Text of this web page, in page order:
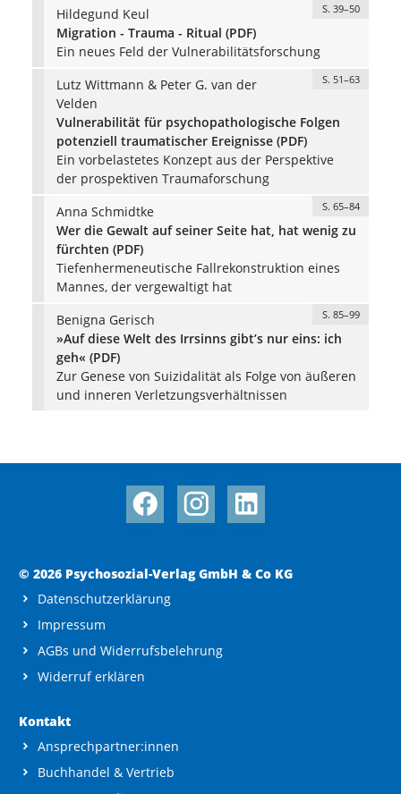
Hildegund Keul
S. 39–50
Migration - Trauma - Ritual (PDF)
Ein neues Feld der Vulnerabilitätsforschung
Lutz Wittmann & Peter G. van der
Velden
S. 51–63
Vulnerabilität für psychopathologische Folgen
potenziell traumatischer Ereignisse (PDF)
Ein vorbelastetes Konzept aus der Perspektive
der prospektiven Traumaforschung
Anna Schmidtke
S. 65–84
Wer die Gewalt auf seiner Seite hat, hat wenig zu
fürchten (PDF)
Tiefenhermeneutische Fallrekonstruktion eines
Mannes, der vergewaltigt hat
Benigna Gerisch
S. 85–99
»Auf diese Welt des Irrsinns gibt’s nur eins: ich
geh« (PDF)
Zur Genese von Suizidalität als Folge von äußeren
und inneren Verletzungsverhältnissen
© 2026 Psychosozial-Verlag GmbH & Co KG
Datenschutzerklärung
Impressum
AGBs und Widerrufsbelehrung
Widerruf erklären
Kontakt
Ansprechpartner:innen
Buchhandel & Vertrieb